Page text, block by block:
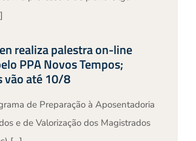
realiza palestra on-line
PPA Novos Tempos;
vão até 10/8
de Preparação à Aposentadoria
e de Valorização dos Magistrados